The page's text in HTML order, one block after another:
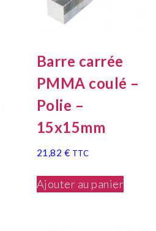
Barre carrée
PMMA coulé –
Polie –
15x15mm
21,82 € TTC
Ajouter au panier